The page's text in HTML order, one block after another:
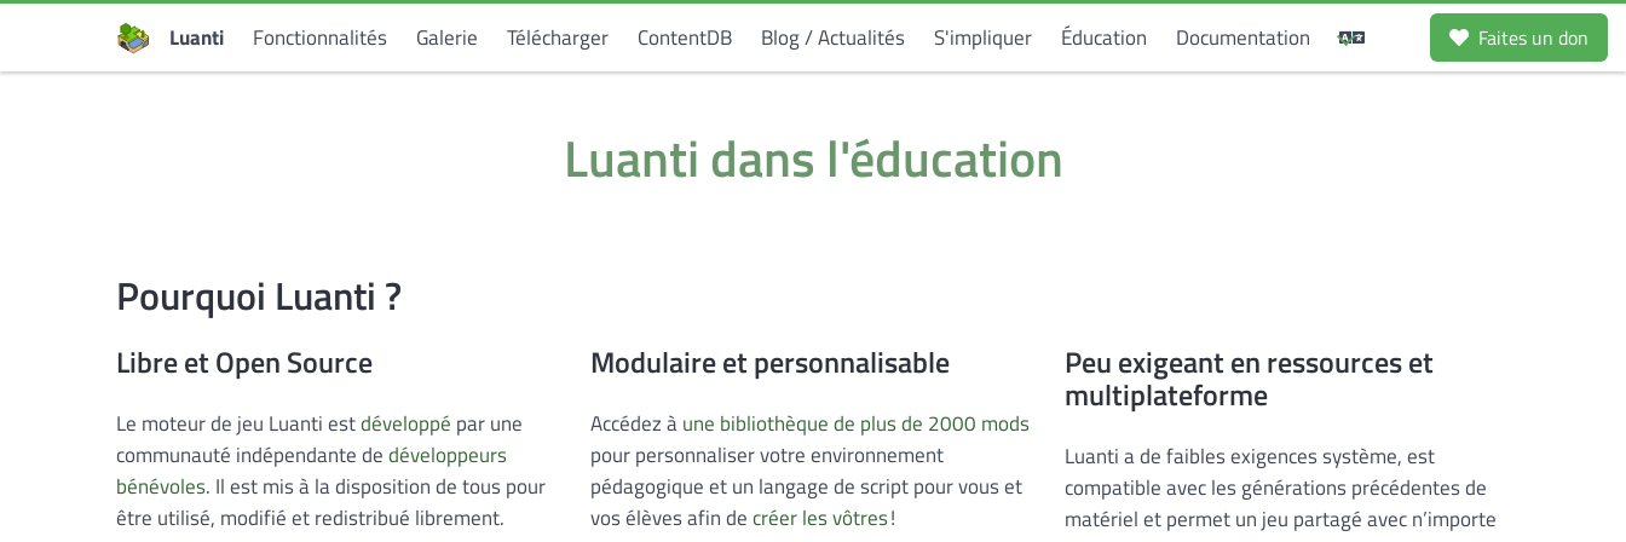
Luanti Fonctionnalités Galerie Télécharger ContentDB Blog / Actualités S'impliquer Éducation Documentation Faites un don
Luanti dans l'éducation
Pourquoi Luanti ?
Libre et Open Source
Le moteur de jeu Luanti estdéveloppé par une
communauté indépendante dedéveloppeurs
bénévoles. Il est mis à la disposition de tous pour
être utilisé, modifié et redistribué librement.
Modulaire et personnalisable
Accédez àune bibliothèque de plus de 2000 mods
pour personnaliser votre environnement
pédagogique et un langage de script pour vous et
vos élèves afin decréer les vôtres!
Peu exigeant en ressources et
multiplateforme
Luanti a de faibles exigences système, est
compatible avec les générations précédentes de
matériel et permet un jeu partagé avec n’importe